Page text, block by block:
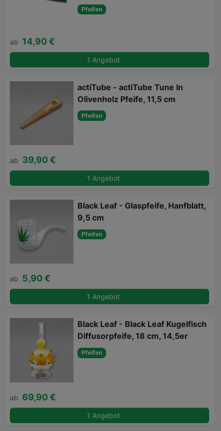
Pfeifen
ab 14,90 €
1 Angebot
actiTube - actiTube Tune In
Olivenholz Pfeife, 11,5 cm
Pfeifen
ab 39,90 €
1 Angebot
Black Leaf - Glaspfeife, Hanfblatt,
9,5 cm
Pfeifen
ab 5,90 €
1 Angebot
Black Leaf - Black Leaf Kugelfisch
Diffusorpfeife, 18 cm, 14,5er
Pfeifen
ab 69,90 €
1 Angebot